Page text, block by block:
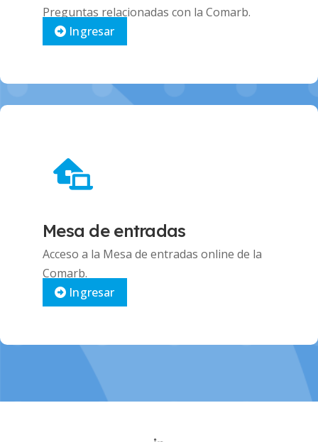
Preguntas relacionadas con la Comarb.
Ingresar
Mesa de entradas
Acceso a la Mesa de entradas online de la
Comarb.
Ingresar